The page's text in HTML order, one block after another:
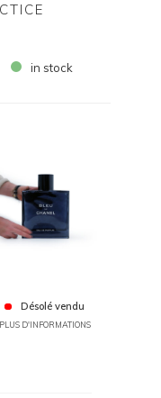
in stock
Désolé vendu
PLUS D'INFORMATIONS